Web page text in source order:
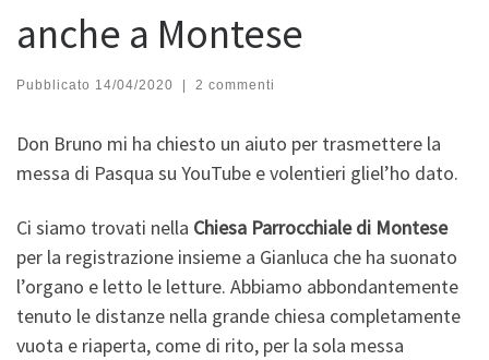
anche a Montese
Pubblicato 14/04/2020 2 commenti
Don Bruno mi ha chiesto un aiuto per trasmettere la
messa di Pasqua su YouTube e volentieri gliel’ho dato.
Ci siamo trovati nella Chiesa Parrocchiale di Montese
per la registrazione insieme a Gianluca che ha suonato
l’organo e letto le letture. Abbiamo abbondantemente
tenuto le distanze nella grande chiesa completamente
vuota e riaperta, come di rito, per la sola messa